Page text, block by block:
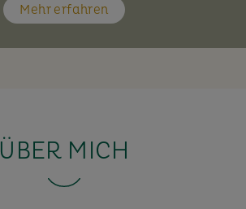
Mehr erfahren
ÜBER MICH